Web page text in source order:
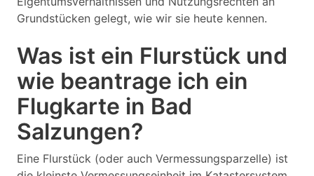
Grundstücken gelegt, wie wir sie heute kennen.
Was ist ein Flurstück und
wie beantrage ich ein
Flugkarte in Bad
Salzungen?
Eine Flurstück (oder auch Vermessungsparzelle) ist